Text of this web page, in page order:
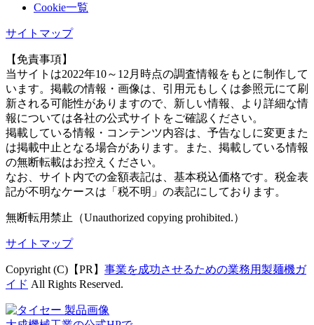
Cookie一覧
サイトマップ
【免責事項】
当サイトは2022年10～12月時点の調査情報をもとに制作して
います。掲載の情報・画像は、引用元もしくは参照元にて刷
新される可能性がありますので、新しい情報、より詳細な情
報については各社の公式サイトをご確認ください。
掲載している情報・コンテンツ内容は、予告なしに変更また
は掲載中止となる場合があります。また、掲載している情報
の無断転載はお控えください。
なお、サイト内での金額表記は、基本税込価格です。税金表
記が不明なケースは「税不明」の表記にしております。
無断転用禁止（Unauthorized copying prohibited.）
サイトマップ
Copyright (C)【PR】 事業を成功させるための業務用製麺機ガ
イド All Rights Reserved.